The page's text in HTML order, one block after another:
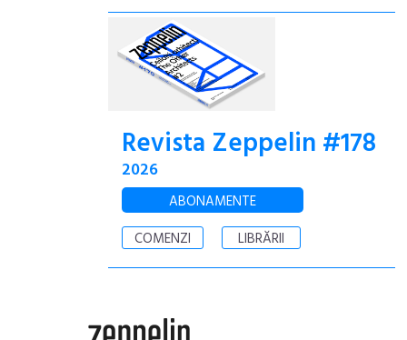
Revista Zeppelin #178
2026
ABONAMENTE
COMENZI
LIBRĂRII